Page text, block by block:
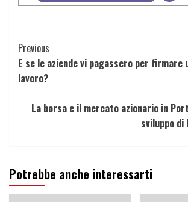
Continue
Reading
Previous
E se le aziende vi pagassero per
lavoro?
La borsa e il mercato azionario in
sviluppo di
Potrebbe anche interessarti